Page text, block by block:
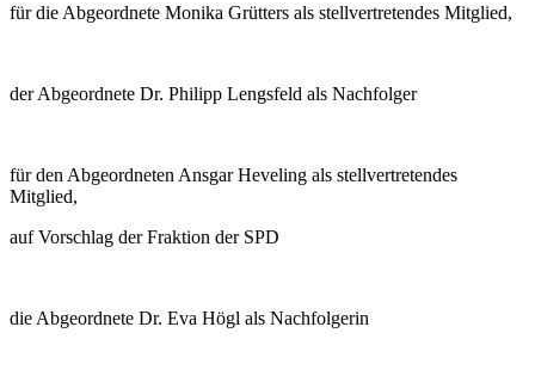
für die Abgeordnete Monika Grütters als stellvertretendes Mitglied,
der Abgeordnete Dr. Philipp Lengsfeld als Nachfolger
für den Abgeordneten Ansgar Heveling als stellvertretendes
Mitglied,
auf Vorschlag der Fraktion der SPD
die Abgeordnete Dr. Eva Högl als Nachfolgerin